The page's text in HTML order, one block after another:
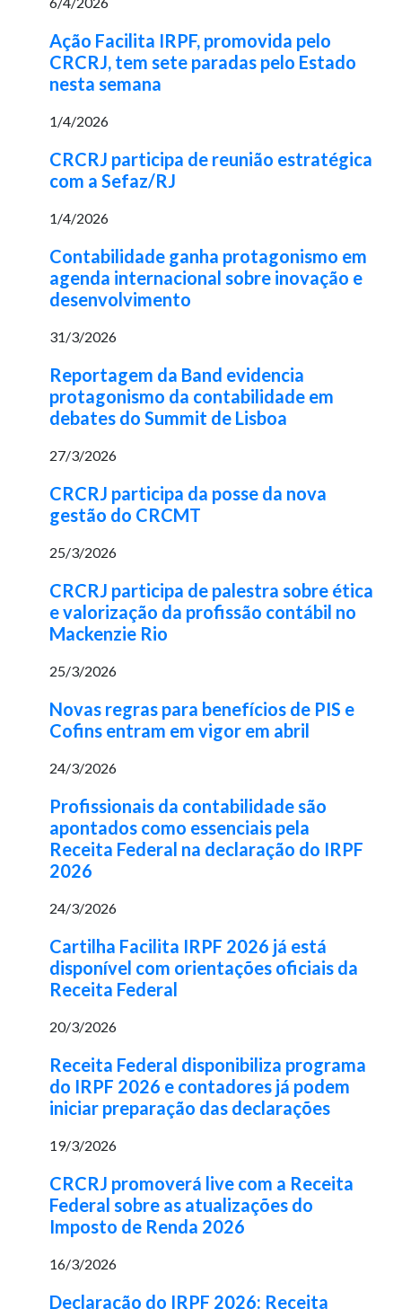
Ação Facilita IRPF, promovida pelo
CRCRJ, tem sete paradas pelo Estado
nesta semana
1/4/2026
CRCRJ participa de reunião estratégica
com a Sefaz/RJ
1/4/2026
Contabilidade ganha protagonismo em
agenda internacional sobre inovação e
desenvolvimento
31/3/2026
Reportagem da Band evidencia
protagonismo da contabilidade em
debates do Summit de Lisboa
27/3/2026
CRCRJ participa da posse da nova
gestão do CRCMT
25/3/2026
CRCRJ participa de palestra sobre ética
e valorização da profissão contábil no
Mackenzie Rio
25/3/2026
Novas regras para benefícios de PIS e
Cofins entram em vigor em abril
24/3/2026
Profissionais da contabilidade são
apontados como essenciais pela
Receita Federal na declaração do IRPF
2026
24/3/2026
Cartilha Facilita IRPF 2026 já está
disponível com orientações oficiais da
Receita Federal
20/3/2026
Receita Federal disponibiliza programa
do IRPF 2026 e contadores já podem
iniciar preparação das declarações
19/3/2026
CRCRJ promoverá live com a Receita
Federal sobre as atualizações do
Imposto de Renda 2026
16/3/2026
Declaração do IRPF 2026: Receita